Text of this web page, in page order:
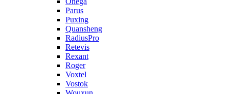
Parus
Puxing
Quansheng
RadiusPro
Retevis
Rexant
Roger
Voxtel
Vostok